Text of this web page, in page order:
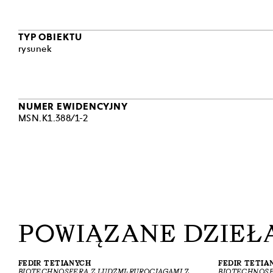
modele
zawodowo
realizował
„w
nauką,
Koncepcja
środowiska
powojennej
przemian
TYP OBIEKTU
rysunek
NUMER EWIDENCYJNY
MSN.K1.388/1-2
POWIĄZANE
FEDIR TETIANYCH
FEDIR